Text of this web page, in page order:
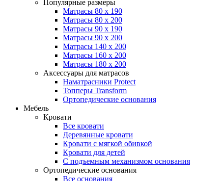
Популярные размеры
Матрасы 80 x 190
Матрасы 80 x 200
Матрасы 90 x 190
Матрасы 90 x 200
Матрасы 140 x 200
Матрасы 160 x 200
Матрасы 180 x 200
Аксессуары для матрасов
Наматрасники Protect
Топперы Transform
Ортопедические основания
Мебель
Кровати
Все кровати
Деревянные кровати
Кровати с мягкой обивкой
Кровати для детей
С подъемным механизмом основания
Ортопедические основания
Все основания